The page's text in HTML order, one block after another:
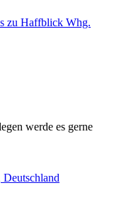
zu Haffblick Whg.
werde es gerne